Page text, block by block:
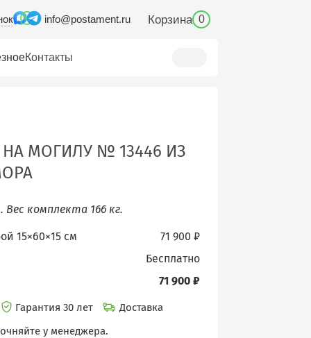
info@postament.ru Корзина 0
Контакты
МОГИЛУ № 13446 ИЗ
Вес комплекта 166 кг.
71 900 ₽
15×60×15 см
бесплатно
71 900 ₽
Гарантия 30 лет
Доставка
у менеджера.